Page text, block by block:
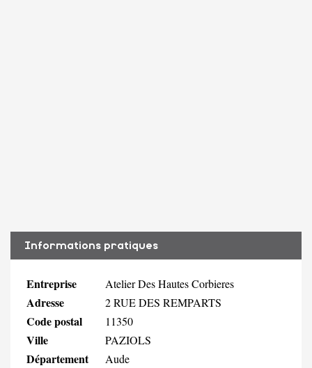
Informations pratiques
Entreprise Atelier Des Hautes Corbieres
Adresse 2 RUE DES REMPARTS
Code postal 11350
Ville PAZIOLS
Département Aude